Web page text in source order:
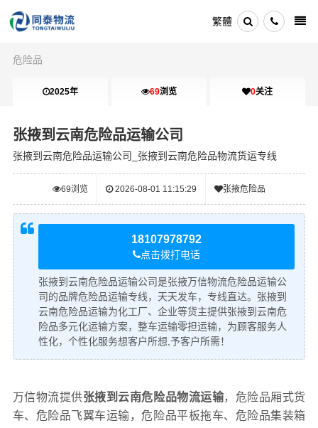
繁體
危险品
2025年 69浏览 0关注
张掖到云南危险品运输公司
张掖到云南危险品运输公司_张掖到云南危险品物流货运专线
69浏览 2026-08-01 11:15:29 张掖危险品
18107978792
点击拨打电话
张掖到云南危险品运输公司是张掖万信物流危险品运输公
司的品牌危险品运输专线，天天发车，专线直达。张掖到
云南危险品运输为化工厂、企业等货主提供张掖到云南危
险品多元化运输方案，整车运输零担运输，为顾客服务人
性化，个性化服务想客户所想,予客户所需！
万信物流提供张掖到云南危险品物流运输，危险品厢式货
车、危险品飞翼车运输，危险品平板拖车、危险品集装箱